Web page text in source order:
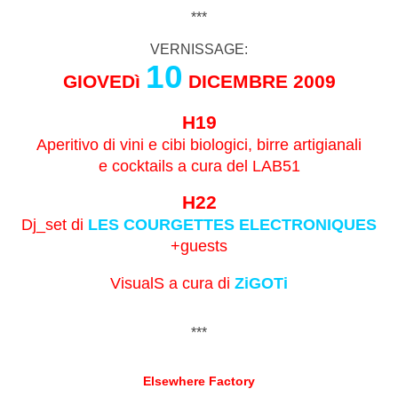
***
VERNISSAGE:
GIOVEDì 10 DICEMBRE 2009
H19
Aperitivo di vini e cibi biologici, birre artigianali
e cocktails a cura del LAB51
H22
Dj_set di LES COURGETTES ELECTRONIQUES
+guests
VisualS a cura di ZiGOTi
***
Elsewhere Factory